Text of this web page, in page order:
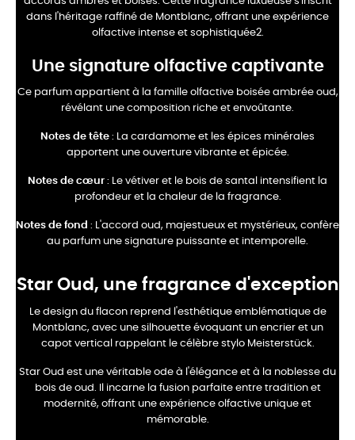
dans l'héritage raffiné de Montblanc, offrant une expérience
olfactive intense et sophistiquée2.
Une signature olfactive captivante
Ce parfum appartient à la famille olfactive boisée ambrée oud,
révélant une composition riche et envoûtante.
Notes de tête : La cardamome et les épices minérales
apportent une ouverture vibrante et épicée.
Notes de cœur : Le vétiver et le bois de santal intensifient la
profondeur et la chaleur de la fragrance.
Notes de fond : L'accord oud, majestueux et mystérieux, confère
au parfum une signature puissante et intemporelle.
Star Oud, une fragrance d'exception
Le design du flacon reprend l'esthétique emblématique de
Montblanc, avec une silhouette évoquant un encrier et un
capot vertical rappelant le célèbre stylo Meisterstück.
Star Oud est une véritable ode à l'élégance et à la noblesse du
bois de oud. Il incarne la fusion parfaite entre tradition et
modernité, offrant une expérience olfactive unique et
mémorable.